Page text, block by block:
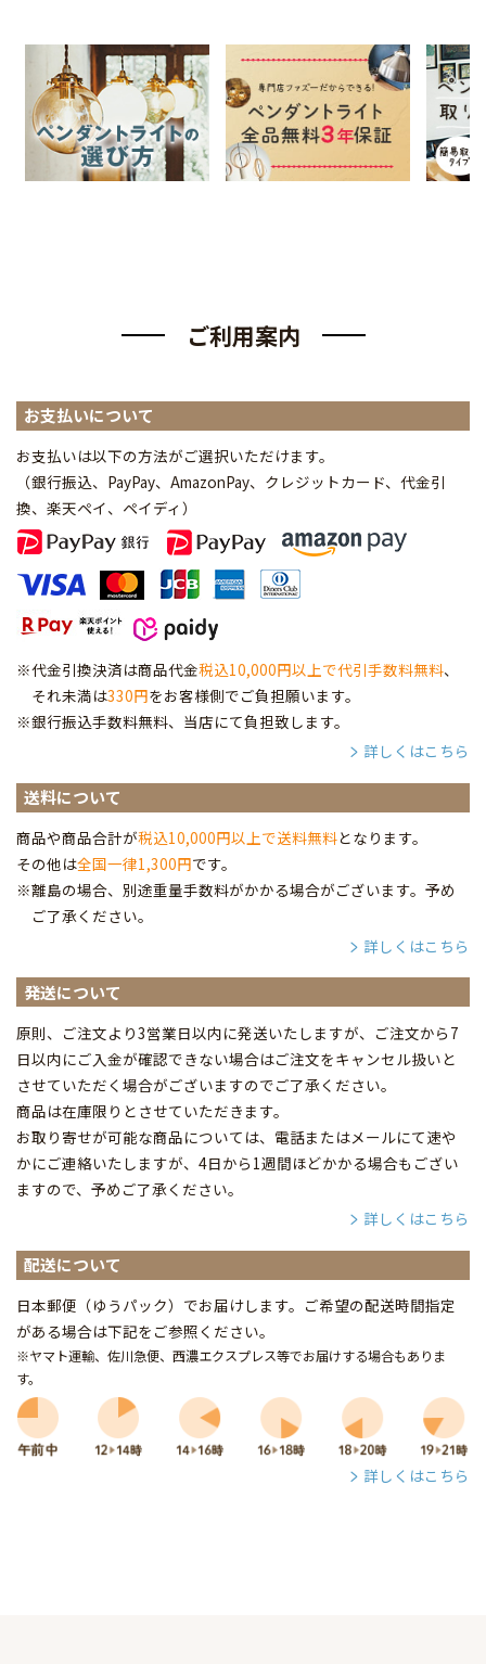
ご利用案内
お支払いについて
お支払いは以下の方法がご選択いただけます。
（銀行振込、PayPay、AmazonPay、クレジットカード、代金引
換、楽天ペイ、ペイディ ）
※代金引換決済は商品代金税込10,000円以上で代引手数料無料、
それ未満は330円をお客様側でご負担願います。
※銀行振込手数料無料、当店にて負担致します。
詳しくはこちら
送料について
商品や商品合計が税込10,000円以上で送料無料となります。
その他は全国一律1,300円です。
※離島の場合、別途重量手数料がかかる場合がございます。予め
ご了承ください。
詳しくはこちら
発送について
原則、ご注文より3営業日以内に発送いたしますが、ご注文から7
日以内にご入金が確認できない場合はご注文をキャンセル扱いと
させていただく場合がございますのでご了承ください。
商品は在庫限りとさせていただきます。
お取り寄せが可能な商品については、電話またはメールにて速や
かにご連絡いたしますが、4日から1週間ほどかかる場合もござい
ますので、予めご了承ください。
詳しくはこちら
配送について
日本郵便（ゆうパック）でお届けします。ご希望の配送時間指定
がある場合は下記をご参照ください。
※ヤマト運輸、佐川急便、西濃エクスプレス等でお届けする場合もありま
す。
詳しくはこちら